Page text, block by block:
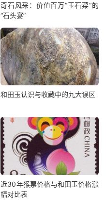
奇石风采：价值百万“玉石菜”的
“石头宴”
和田玉认识与收藏中的九大误区
近30年猴票价格与和田玉价格涨
幅对比表